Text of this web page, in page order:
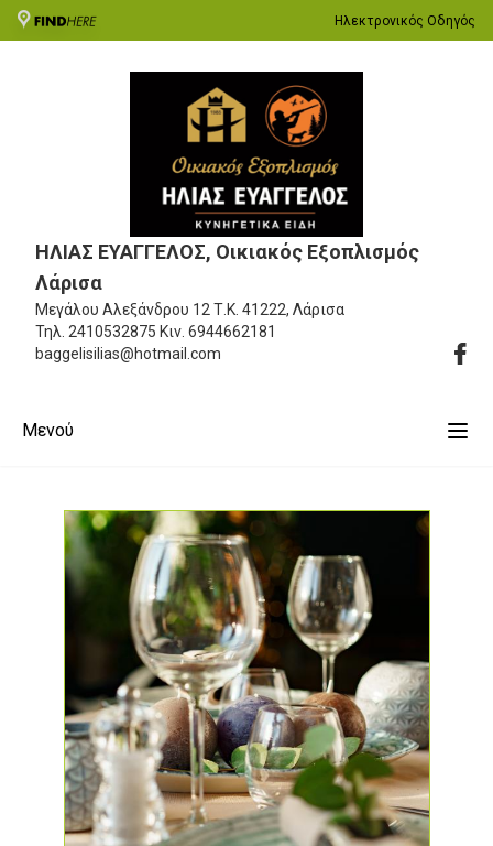
Ηλεκτρονικός Οδηγός
ΗΛΙΑΣ ΕΥΑΓΓΕΛΟΣ, Οικιακός Εξοπλισμός
Λάρισα
Μεγάλου Αλεξάνδρου 12 Τ.Κ. 41222, Λάρισα
Τηλ. 2410532875 Κιν. 6944662181
baggelisilias@hotmail.com
Μενού